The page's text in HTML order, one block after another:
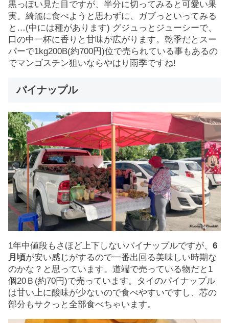
黒っぽい見た目ですが、半分に切ってみると可愛い果
実。綺麗に食べようと思わずに、ガブっといってみる
と…(中には種があります) グジュっとジューシーで、
口の中一杯に香りと甘味が広がります。乾季だとスー
パーで1kg200B(約700円)位で売られている事もあるの
でマンゴスチン狙いならやはり雨季ですね!
パイナップル
1年中値段もさほど上下しないパイナップルですが、 6
月頃が安い感じがするので一番出回る美味しい時期な
のかな？と思っています。道端で売っている物だと1
個20Ｂ(約70円)で売っています。タイのパイナップル
は甘い上に酸味が少ないので食べやすいですし、芯の
部分もサクっと全部食べちゃいます。